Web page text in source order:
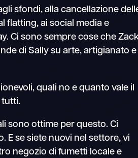
sfondi, alla cancellazione
flatting, ai social media e
Ci sono sempre cose che
di Sally su arte, artigianato e
quali no e quanto vale il
tutti.
sono ottime per questo. Ci
se siete nuovi nel settore, vi
negozio di fumetti locale e